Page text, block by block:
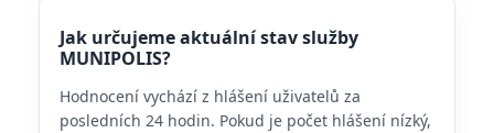
Jak určujeme aktuální stav služby
MUNIPOLIS?
Hodnocení vychází z hlášení uživatelů za
posledních 24 hodin. Pokud je počet hlášení nízký,